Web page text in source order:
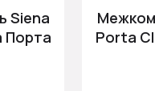
Siena
Порта
Porta